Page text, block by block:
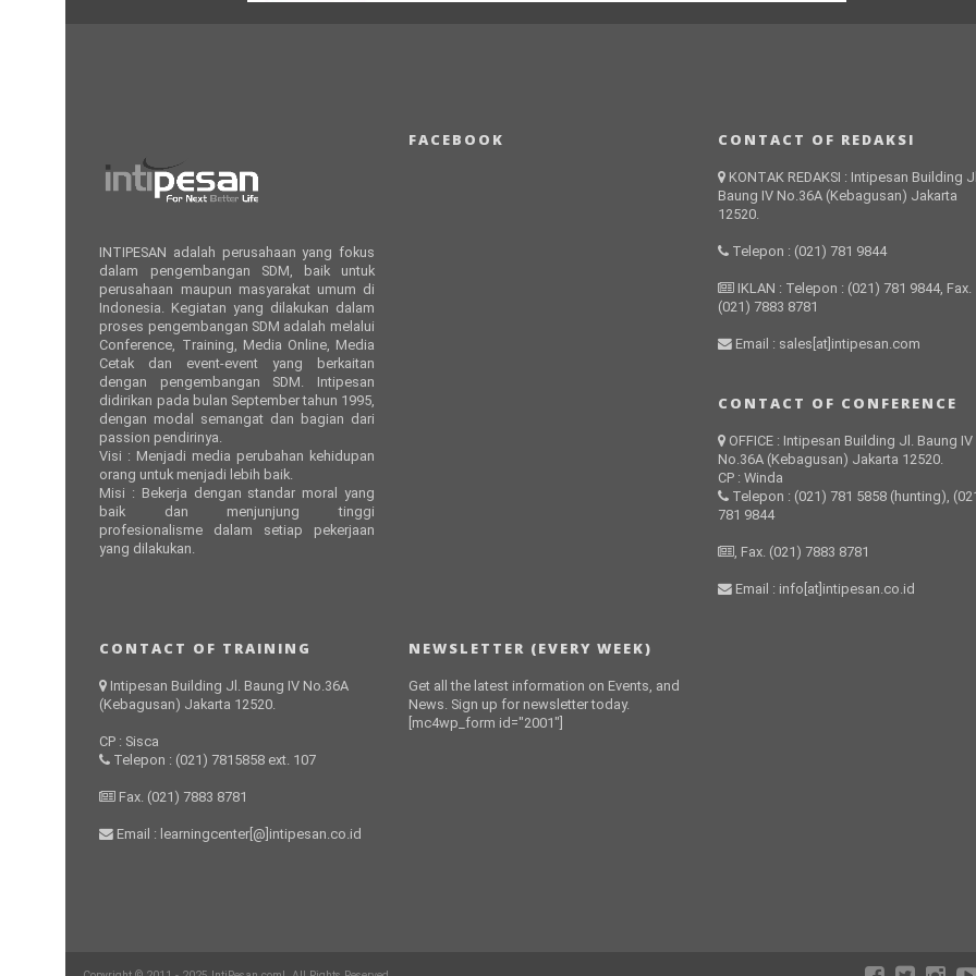
INTIPESAN adalah perusahaan yang fokus
dalam pengembangan SDM, baik untuk
perusahaan maupun masyarakat umum di
Indonesia. Kegiatan yang dilakukan dalam
proses pengembangan SDM adalah melalui
Conference, Training, Media Online, Media
Cetak dan event-event yang berkaitan
dengan pengembangan SDM. Intipesan
didirikan pada bulan September tahun 1995,
dengan modal semangat dan bagian dari
passion pendirinya.
Visi : Menjadi media perubahan kehidupan
orang untuk menjadi lebih baik.
Misi : Bekerja dengan standar moral yang
baik dan menjunjung tinggi
profesionalisme dalam setiap pekerjaan
yang dilakukan.
FACEBOOK CONTACT OF REDAKSI
KONTAK REDAKSI : Intipesan Building
Baung IV No.36A (Kebagusan) Jakarta
12520.
Telepon : (021) 781 9844
IKLAN : Telepon : (021) 781 9844, Fax.
(021) 7883 8781
Email : sales[at]intipesan.com
CONTACT OF CONFERENCE
OFFICE : Intipesan Building Jl. Baung IV
No.36A (Kebagusan) Jakarta 12520.
CP : Winda
Telepon : (021) 781 5858 (hunting),
781 9844
, Fax. (021) 7883 8781
Email : info[at]intipesan.co.id
CONTACT OF TRAINING
Intipesan Building Jl. Baung IV No.36A
(Kebagusan) Jakarta 12520.
CP : Sisca
Telepon : (021) 7815858 ext. 107
Fax. (021) 7883 8781
Email : learningcenter[@]intipesan.co.id
NEWSLETTER (EVERY WEEK)
Get all the latest information on Events, and
News. Sign up for newsletter today.
[mc4wp_form id="2001"]